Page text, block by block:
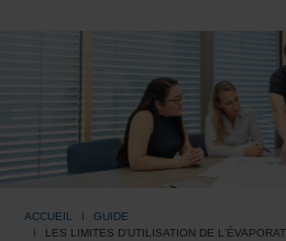
ACCUEIL
GUIDE
LES LIMITES D'UTILISATION DE